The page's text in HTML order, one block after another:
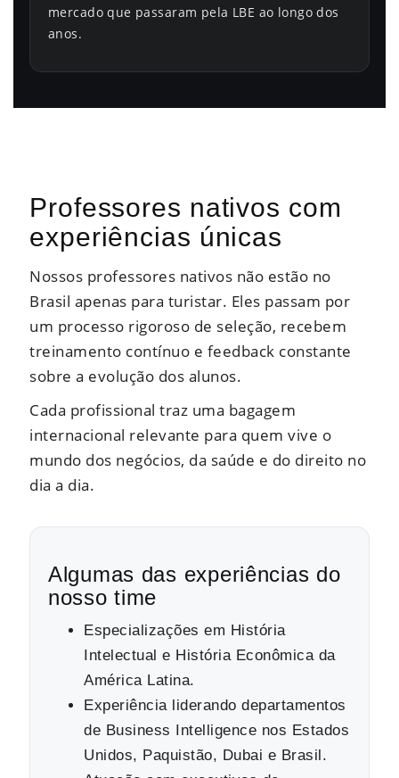
mercado que passaram pela LBE ao longo dos
anos.
Professores nativos com
experiências únicas
Nossos professores nativos não estão no
Brasil apenas para turistar. Eles passam por
um processo rigoroso de seleção, recebem
treinamento contínuo e feedback constante
sobre a evolução dos alunos.
Cada profissional traz uma bagagem
internacional relevante para quem vive o
mundo dos negócios, da saúde e do direito no
dia a dia.
Algumas das experiências do
nosso time
Especializações em História
Intelectual e História Econômica da
América Latina.
Experiência liderando departamentos
de Business Intelligence nos Estados
Unidos, Paquistão, Dubai e Brasil.